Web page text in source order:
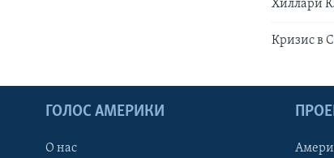
Хиллари
Кризис в
ГОЛОС АМЕРИКИ
О нас